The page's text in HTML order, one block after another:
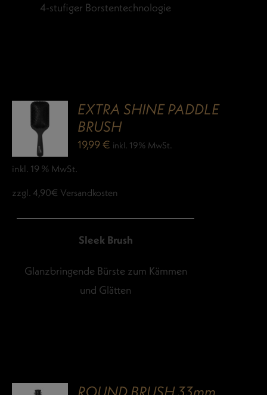
4-stufiger Borstentechnologie
EXTRA SHINE PADDLE
BRUSH
19,99€ inkl. 19% MwSt.
inkl. 19 % MwSt.
zzgl. 4,90€ Versandkosten
Sleek Brush
Glanzbringende Bürste zum Kämmen
und Glätten